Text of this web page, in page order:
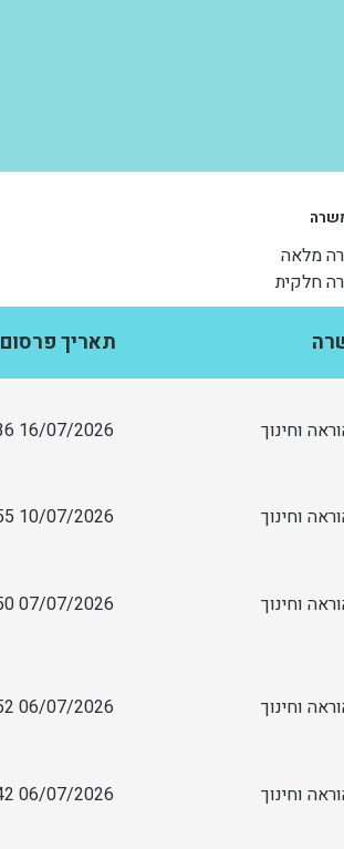
תאריך פרסום
מלאה
חלקית
וחינוך 16/07/2026 09:36
וחינוך 10/07/2026 09:55
וחינוך 07/07/2026 06:50
וחינוך 06/07/2026 18:52
וחינוך 06/07/2026 18:42